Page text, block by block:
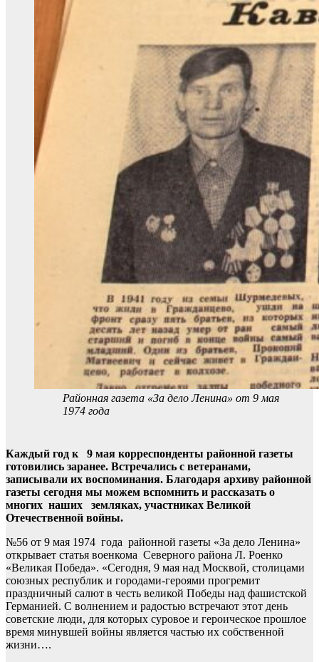
Районная газета «За дело Ленина» от 9 мая
1974 года
Каждый год к 9 мая корреспонденты районной газеты
готовились заранее. Встречались с ветеранами,
записывали их воспоминания. Благодаря архиву районной
газеты сегодня мы можем вспомнить и рассказать о
многих наших земляках, участниках Великой
Отечественной войны.
№56 от 9 мая 1974 года районной газеты «За дело Ленина»
открывает статья военкома Северного района Л. Роенко
«Великая Победа». «Сегодня, 9 мая над Москвой, столицами
союзных республик и городами-героями прогремит
праздничный салют в честь великой Победы над фашистской
Германией. С волнением и радостью встречают этот день
советские люди, для которых суровое и героическое прошлое
время минувшей войны является частью их собственной
жизни….